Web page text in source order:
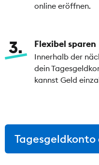
online eröffnen.
3 Flexibel sparen
Innerhalb der
dein
kannst Geld